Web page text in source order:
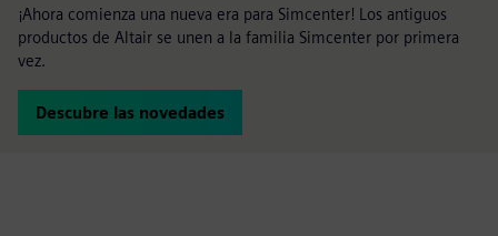
¡Ahora comienza una nueva era para Simcenter! Los antiguos
productos de Altair se unen a la familia Simcenter por primera
vez.
Descubre las novedades